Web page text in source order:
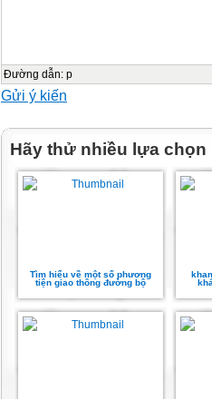
Đường dẫn: p
Gửi ý kiến
Hãy thử nhiều lựa chọn
Tìm hiểu về một số phương
tiện giao thông đường bộ